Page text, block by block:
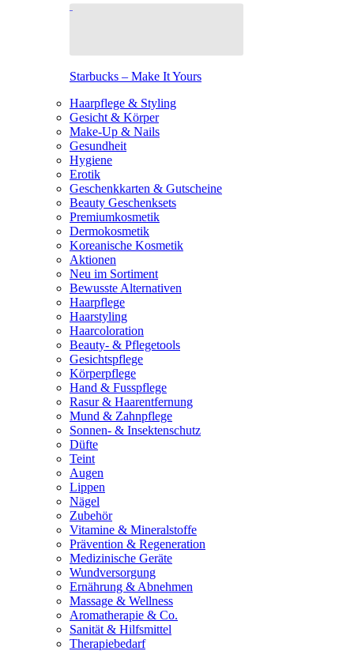
Starbucks – Make It Yours
Haarpflege & Styling
Gesicht & Körper
Make-Up & Nails
Gesundheit
Hygiene
Erotik
Geschenkkarten & Gutscheine
Beauty Geschenksets
Premiumkosmetik
Dermokosmetik
Koreanische Kosmetik
Aktionen
Neu im Sortiment
Bewusste Alternativen
Haarpflege
Haarstyling
Haarcoloration
Beauty- & Pflegetools
Gesichtspflege
Körperpflege
Hand & Fusspflege
Rasur & Haarentfernung
Mund & Zahnpflege
Sonnen- & Insektenschutz
Düfte
Teint
Augen
Lippen
Nägel
Zubehör
Vitamine & Mineralstoffe
Prävention & Regeneration
Medizinische Geräte
Wundversorgung
Ernährung & Abnehmen
Massage & Wellness
Aromatherapie & Co.
Sanität & Hilfsmittel
Therapiebedarf